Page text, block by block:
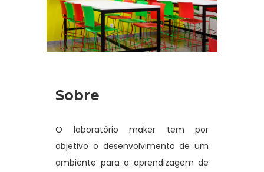
Sobre
O laboratório maker tem por
objetivo o desenvolvimento de um
ambiente para a aprendizagem de